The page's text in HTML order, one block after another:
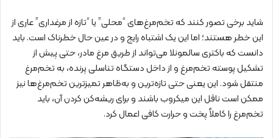
شاید برخی تصور کنند که تخم‌مرغ‌های “محلی” یا “تازه از مرغداری” عاری از
این خطر هستند؛ اما این یک اشتباه رایج و در عین حال خطرناک است. باید
دانست که باکتری سالمونلا می‌تواند از طریق مرغ مادر، حتی پیش از
تشکیل پوسته تخم‌مرغ و از داخل دستگاه تناسلی پرنده، به تخم‌مرغ
منتقل شود. این یعنی حتی تازه‌ترین و به‌ظاهر تمیزترین تخم‌مرغ‌ها نیز
ممکن است ناقل این میکروب باشند و برای ریشه‌کن کردن آن، باید
تخم‌مرغ را کاملاً پخت و حرارت کافی اعمال کرد.